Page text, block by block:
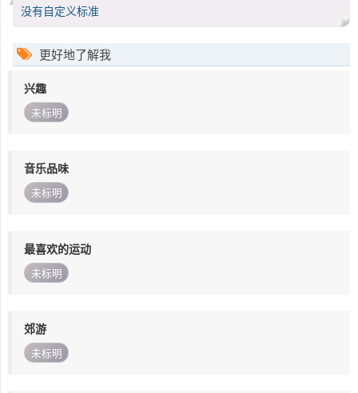
没有自定义标准
更好地了解我
兴趣
未标明
音乐品味
未标明
最喜欢的运动
未标明
郊游
未标明